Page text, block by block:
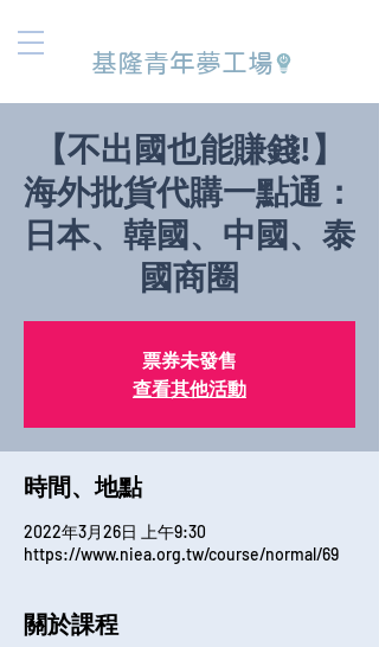
基隆青年夢工場
【不出國也能賺錢!】
海外批貨代購一點通：
日本、韓國、中國、泰
國商圈
票券未發售
查看其他活動
時間、地點
2022年3月26日 上午9:30
https://www.niea.org.tw/course/normal/69
關於課程